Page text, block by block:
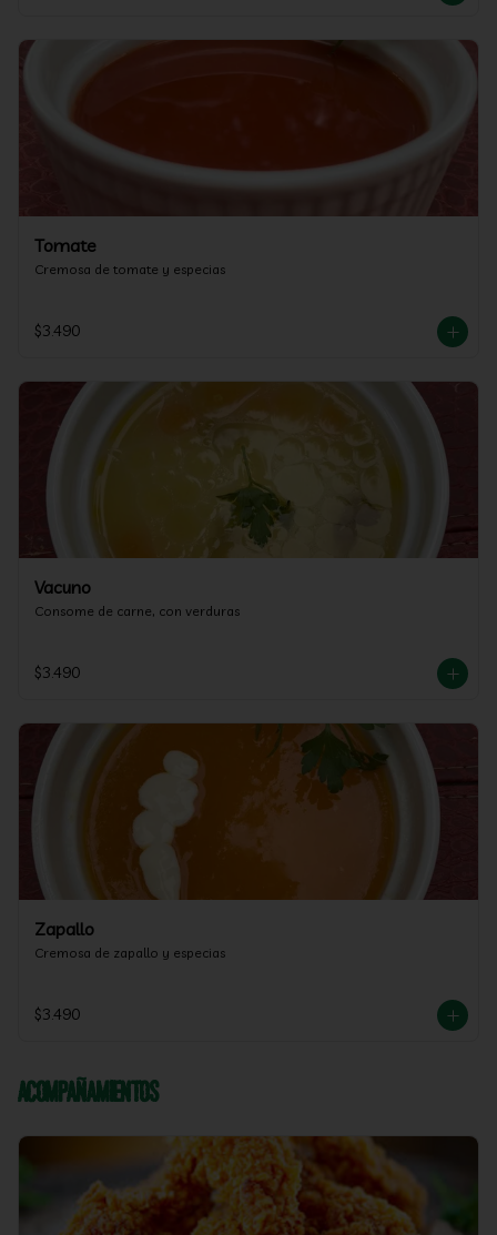
Tomate
Cremosa de tomate y especias
$3.490
Vacuno
Consome de carne, con verduras
$3.490
Zapallo
Cremosa de zapallo y especias
$3.490
Acompañamientos